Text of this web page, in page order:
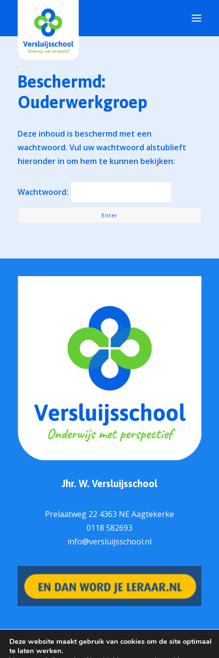
.
Voor leerlingen
Actueel
Beschermd:
Ouderwerkgroep
Deze inhoud is beschermd met een
wachtwoord. Vul uw wachtwoord alstublieft
hieronder in om hem te kunnen bekijken:
Wachtwoord:
Jhr. W. Versluijsschool
Prelaatweg 22 4363 NE Aagtekerke
0118 582693
info@versluijsschool.nl
Deze website maakt gebruik van cookies om de site optimaal
te laten werken.